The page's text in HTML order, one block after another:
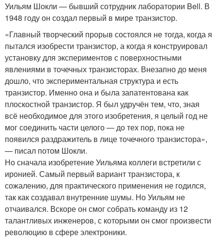
Уильям Шокли — бывший сотрудник лаборатории Bell. В
1948 году он создал первый в мире транзистор.
«Главный творческий прорыв состоялся не тогда, когда я
пытался изобрести транзистор, а когда я конструировал
установку для экспериментов с поверхностными
явлениями в точечных транзисторах. Внезапно до меня
дошло, что экспериментальная структура и есть
транзистор. Именно она и была запатентована как
плоскостной транзистор. Я был удручён тем, что, зная
всё необходимое для этого изобретения, я целый год не
мог соединить части целого — до тех пор, пока не
появился раздражитель в лице точечного транзистора»,
— писал потом Шокли.
Но сначала изобретение Уильяма коллеги встретили с
иронией. Самый первый вариант транзистора, к
сожалению, для практического применения не годился,
так как создавал внутренние шумы. Но Уильям не
отчаивался. Вскоре он смог собрать команду из 12
талантливых инженеров, с которыми он смог произвести
революцию в сфере электроники.